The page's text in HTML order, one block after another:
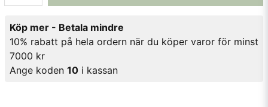
Köp mer - Betala mindre
10% rabatt på hela ordern när du köper varor för minst
7000 kr
Ange koden 10 i kassan